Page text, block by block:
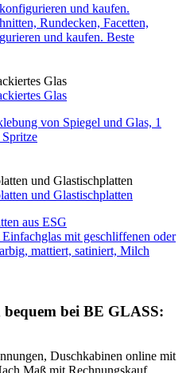
und kaufen.
Rundecken, Facetten,
und kaufen. Beste
Glas
Glas
von Spiegel und Glas, 1
und Glastischplatten
und Glastischplatten
aus ESG
mit geschliffenen oder
mattiert, satiniert, Milch
bequem bei BE GLASS: